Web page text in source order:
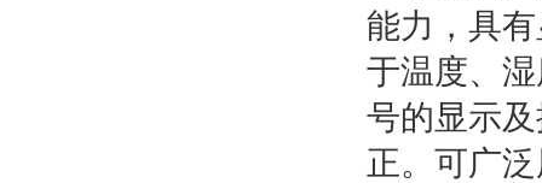
能力，具
于温度、
号的显示
正。可广